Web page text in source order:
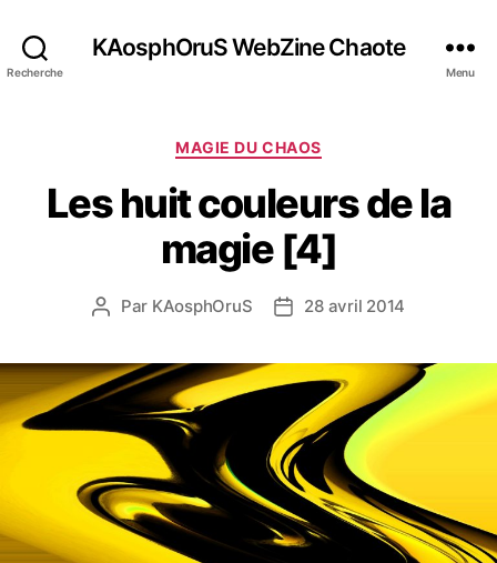
Recherche
KAosphOruS WebZine Chaote
Menu
C
t
é
g
o
i
s
MAGIE DU CHAOS
Les huit couleurs de la
magie [4]
A
e
u
r
e
l
’
a
Par KAosphOruS
D
e
e
l
’
t
28 avril 2014